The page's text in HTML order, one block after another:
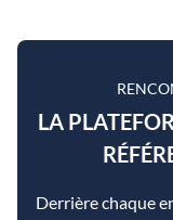
LA
Derrière chaque